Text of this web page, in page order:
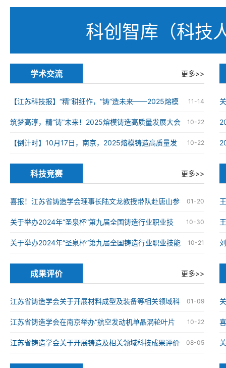
科创智库（科技
学术交流 更多>>
11-14
【江苏科技报】“精”耕细作，“铸”造未来——2025熔模
铸造高质量发展大会在南京举办 10-22
筑梦高淳，精“铸”未来！2025熔模铸造高质量发展大会
在南京高淳成功举办 10-22
【倒计时】10月17日，南京，2025熔模铸造高质量发
展大会
科技竞赛 更多>>
01-20
喜报！江苏省铸造学会理事长陆文龙教授带队赴唐山参
加第九届全国铸造行业职业技能竞赛并获奖 10-30
关于举办2024年“圣泉杯”第九届全国铸造行业职业技
能竞赛的通知 10-21
关于举办2024年“圣泉杯”第九届全国铸造行业职业技能
竞赛的通知
成果评价 更多>>
01-09
江苏省铸造学会关于开展材料成型及装备等相关领域科
技成果评价工作的通知 10-22
江苏省铸造学会在南京举办“航空发动机单晶涡轮叶片
仿生结构设计与精准制造技术”科技成果评价会 08-05
江苏省铸造学会关于开展铸造及相关领域科技成果评价
工作的通知